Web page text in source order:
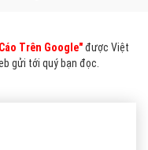
Trên Google"được Việt
gửi tới quý bạn đọc.